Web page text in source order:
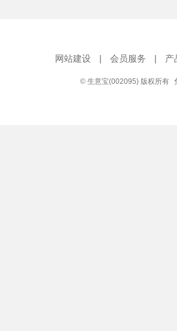
网站建设 | 会员服务 | 产
© 生意宝(002095) 版权所有